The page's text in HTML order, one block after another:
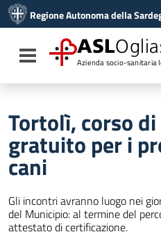
Vai al menu di navigazione
Vai al footer
Regione Autonoma della
Toggle navigation
ASL
Azienda socio-sanitaria
Tortolì, corso
gratuito per i
cani
Gli incontri avranno luogo nei
del Municipio: al termine del
attestato di certificazione.